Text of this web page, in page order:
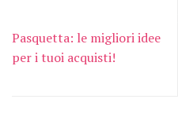
Pasquetta: le migliori idee
per i tuoi acquisti!